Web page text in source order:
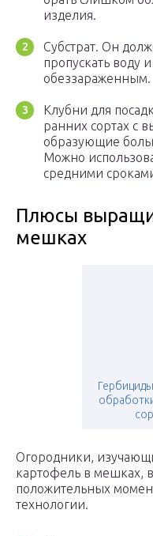
изделия.
Субстрат. Он
пропускать воду
обеззараженным.
Клубни для
ранних сортах с
образующие
Можно
средними
Плюсы
мешках
Огородники,
картофель в мешках,
положительных
технологии.